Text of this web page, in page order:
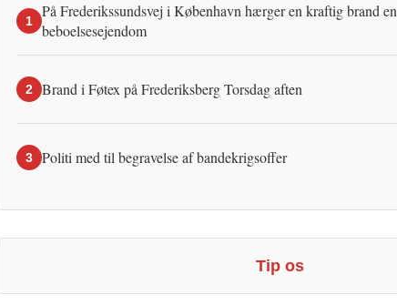
1
På Frederikssundsvej i København hærger en kraftig brand en
beboelsesejendom
2 Brand i Føtex på Frederiksberg Torsdag aften
3 Politi med til begravelse af bandekrigsoffer
Tip os